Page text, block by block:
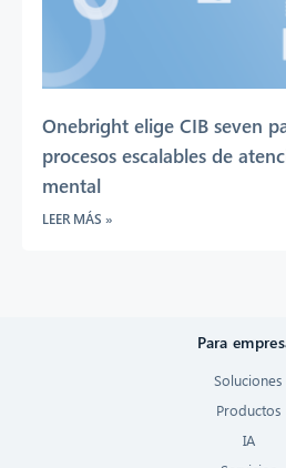
Onebright elige CIB seven
procesos escalables de
mental
LEER MÁS »
Para
Soluciones
Productos
IA